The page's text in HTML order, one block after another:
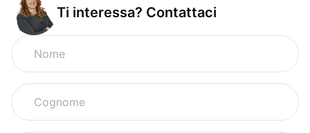
Ti interessa? Contattaci